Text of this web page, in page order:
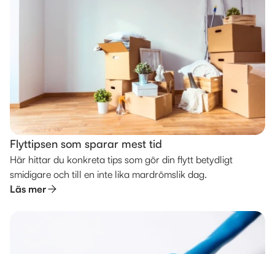
Flyttipsen som sparar mest tid
Här hittar du konkreta tips som gör din flytt betydligt
smidigare och till en inte lika mardrömslik dag.
Läs mer